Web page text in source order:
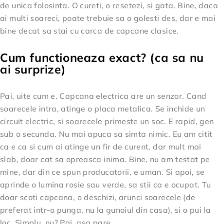
de unica folosinta. O cureti, o resetezi, si gata. Bine, daca
ai multi soareci, poate trebuie sa o golesti des, dar e mai
bine decat sa stai cu carca de capcane clasice.
Cum functioneaza exact? (ca sa nu
ai surprize)
Pai, uite cum e. Capcana electrica are un senzor. Cand
soarecele intra, atinge o placa metalica. Se inchide un
circuit electric, si soarecele primeste un soc. E rapid, gen
sub o secunda. Nu mai apuca sa simta nimic. Eu am citit
ca e ca si cum ai atinge un fir de curent, dar mult mai
slab, doar cat sa opreasca inima. Bine, nu am testat pe
mine, dar din ce spun producatorii, e uman. Si apoi, se
aprinde o lumina rosie sau verde, sa stii ca e ocupat. Tu
doar scoti capcana, o deschizi, arunci soarecele (de
preferat intr-o punga, nu la gunoiul din casa), si o pui la